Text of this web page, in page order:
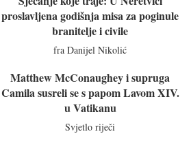
proslavljena godišnja misa za poginule
branitelje i civile
fra Danijel Nikolić
Matthew McConaughey i supruga
Camila susreli se s papom Lavom XIV.
u Vatikanu
Svjetlo riječi